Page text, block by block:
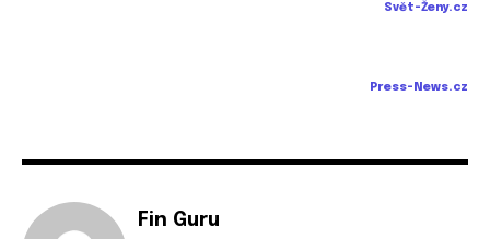
Svět-Ženy.cz
Press-News.cz
Fin Guru